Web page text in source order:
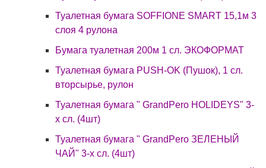
Туалетная бумага SOFFIONE SMART 15,1м 3
слоя 4 рулона
Бумага туалетная 200м 1 сл. ЭКОФОРМАТ
Туалетная бумага PUSH-OK (Пушок), 1 сл.
вторсырье, рулон
Туалетная бумага " GrandPero HOLIDEYS" 3-
х сл. (4шт)
Туалетная бумага " GrandPero ЗЕЛЕНЫЙ
ЧАЙ" 3-х сл. (4шт)